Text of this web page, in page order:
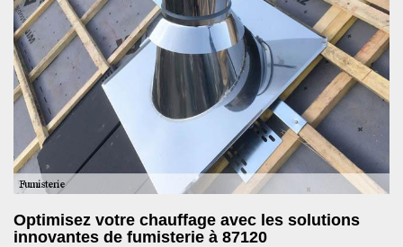
Optimisez votre chauffage avec les solutions
innovantes de fumisterie à 87120